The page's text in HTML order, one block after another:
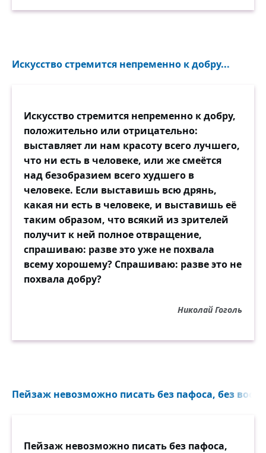
Искусство стремится непременно к добру...
Искусство стремится непременно к добру,
положительно или отрицательно:
выставляет ли нам красоту всего лучшего,
что ни есть в человеке, или же смеётся
над безобразием всего худшего в
человеке. Если выставишь всю дрянь,
какая ни есть в человеке, и выставишь её
таким образом, что всякий из зрителей
получит к ней полное отвращение,
спрашиваю: разве это уже не похвала
всему хорошему? Спрашиваю: разве это не
похвала добру?
Николай Гоголь
Пейзаж невозможно писать без пафоса, без
Пейзаж невозможно писать без пафоса,